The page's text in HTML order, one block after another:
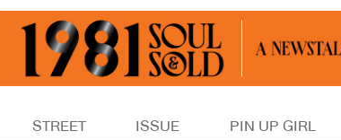
STREET ISSUE PIN UP GIRL